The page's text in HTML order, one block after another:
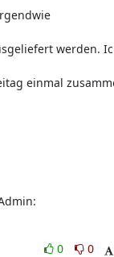
werden.
einmal
0
0